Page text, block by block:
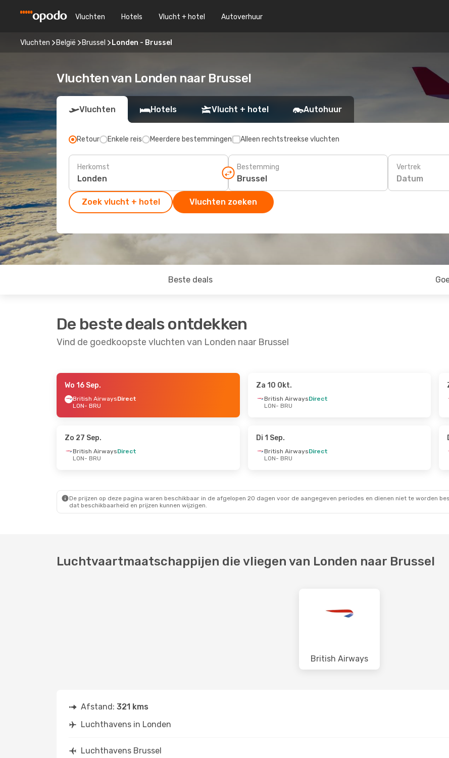
Vluchten Hotels Vlucht + hotel Autoverhuur
Vluchten België Brussel Londen - Brussel
Vluchten van Londen naar Brussel
Vluchten Hotels Vlucht + hotel Autohuur
Retour Enkele reis Meerdere bestemmingen Alleen rechtstreekse vluchten
Herkomst Bestemming Vertrek
Datum
Zoek vlucht + hotel Vluchten zoeken
Beste deals
De beste deals ontdekken
Vind de goedkoopste vluchten van Londen naar Brussel
- Ma 7 Sep.
Direct
- Di 29 Sep.
BRU
- LON
BRU
- LON
Wo 16 Sep.
British AirwaysDirect
LON- BRU
Za 10 Okt.
British AirwaysDirect
LON- BRU
Zo 27 Sep.
British AirwaysDirect
LON- BRU
Di 1 Sep.
British AirwaysDirect
LON- BRU
De prijzen op deze pagina waren beschikbaar in de afgelopen 20 dagen voor de aangegeven periodes en dienen niet te worden
dat beschikbaarheid en prijzen kunnen wijzigen.
Luchtvaartmaatschappijen die vliegen van Londen naar Brussel
British Airways
Afstand: 321 kms
Luchthavens in Londen
Luchthavens Brussel